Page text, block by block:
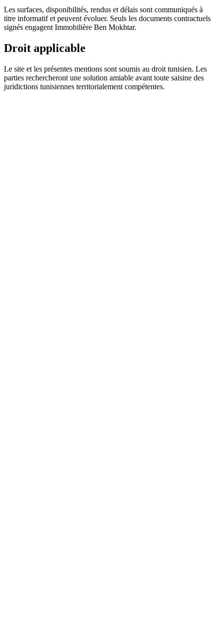
Les surfaces, disponibilités, rendus et délais sont communiqués à
titre informatif et peuvent évoluer. Seuls les documents contractuels
signés engagent Immobilière Ben Mokhtar.
Droit applicable
Le site et les présentes mentions sont soumis au droit tunisien. Les
parties rechercheront une solution amiable avant toute saisine des
juridictions tunisiennes territorialement compétentes.